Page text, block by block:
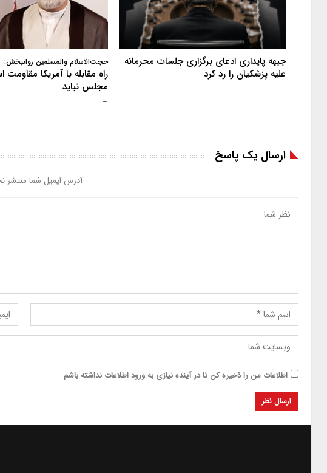
جبهه پایداری ادعای برگزاری جلسات محرمانه
علیه پزشکیان را رد کرد
حجت‌الاسلام والمسلمین روانبخش:
راه مقابله با آمریکا
مجلس نباید
…
ارسال یک پاسخ
آدرس ایمیل شما منتشر
اطلاعات من را ذخیره کن تا در آینده نیازی به ورود اطلاعات نداشته باشم